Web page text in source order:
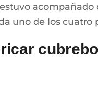
acompañado
uno de los cuatro